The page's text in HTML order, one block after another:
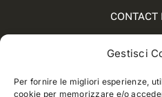
Gestisci
Per fornire le migliori esperienze,
cookie per memorizzare e/o
CONTACT
COOKIE
SOCIAL